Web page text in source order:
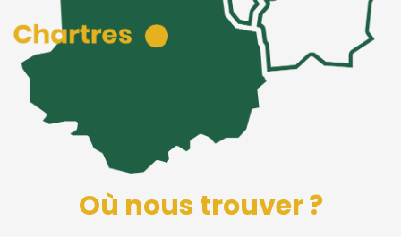
Où nous trouver ?